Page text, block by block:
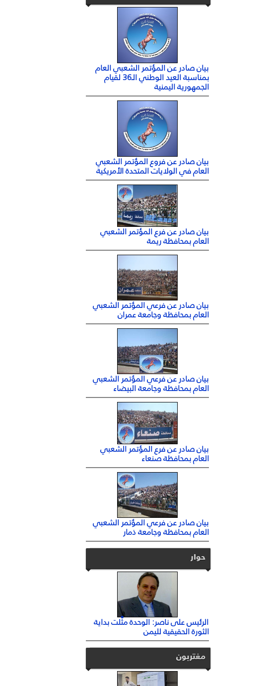
بيان صادر عن المؤتمر الشعبي العام
بمناسبة العيد الوطني الـ36 لقيام
الجمهورية اليمنية
بيان صادر عن فروع المؤتمر الشعبي
العام في الولايات المتحدة الأمريكية
بيان صادر عن فرع المؤتمر الشعبي
العام بمحافظة ريمة
بيان صادر عن فرعي المؤتمر الشعبي
العام بمحافظة وجامعة عمران
بيان صادر عن فرعي المؤتمر الشعبي
العام بمحافظة وجامعة البيضاء
بيان صادر عن فرع المؤتمر الشعبي
العام بمحافظة صنعاء
بيان صادر عن فرعي المؤتمر الشعبي
العام بمحافظة وجامعة ذمار
حوار
الرئيس على ناصر: الوحدة مثَّلت بداية
الثورة الحقيقية لليمن
مغتربون